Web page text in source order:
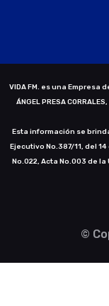
VIDA FM. es una
ÁNGEL PRESA
Esta información se
Ejecutivo No.387/11, del
No.022, Acta No.003 de la
©